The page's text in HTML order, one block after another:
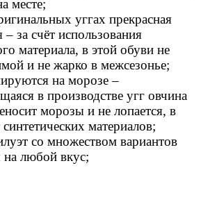
месте;
уггах прекрасная
– за счёт использования
материала, в этой обуви не
и не жарко в межсезонье;
на морозе –
в производстве угг овчина
морозы и не лопается, в
материалов;
со множеством вариантов
любой вкус;